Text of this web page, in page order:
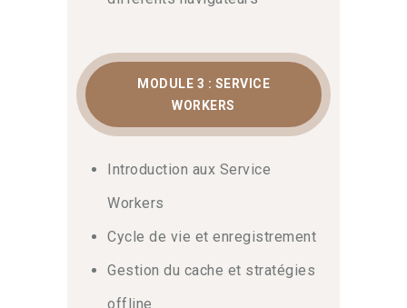
théoriques en consultant la page sur les
Enfin, cette partie de la formation donne
l’ensemble des clés pour interagir avec
le réseau.
Notifications push et audit
Lighthouse
En conclusion, vous saurez implémenter
les notifications push avec pertinence.
De surcroît, vous apprendrez à auditer
MODULE 3 : SERVICE
WORKERS
Introduction aux Service
Workers
Cycle de vie et enregistrement
Gestion du cache et stratégies
offline